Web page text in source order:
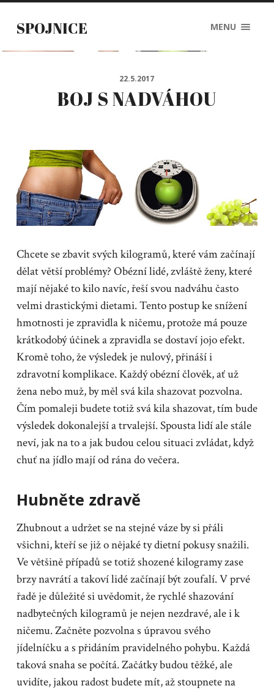
SPOJNICE MENU
22.5.2017
BOJ S NADVÁHOU
Chcete se zbavit svých kilogramů, které vám začínají
dělat větší problémy? Obézní lidé, zvláště ženy, které
mají nějaké to kilo navíc, řeší svou nadváhu často
velmi drastickými dietami. Tento postup ke snížení
hmotnosti je zpravidla k ničemu, protože má pouze
krátkodobý účinek a zpravidla se dostaví jojo efekt.
Kromě toho, že výsledek je nulový, přináší i
zdravotní komplikace. Každý obézní člověk, ať už
žena nebo muž, by měl svá kila shazovat pozvolna.
Čím pomaleji budete totiž svá kila shazovat, tím bude
výsledek dokonalejší a trvalejší. Spousta lidí ale stále
neví, jak na to a jak budou celou situaci zvládat, když
chuť na jídlo mají od rána do večera.
Hubněte zdravě
Zhubnout a udržet se na stejné váze by si přáli
všichni, kteří se již o nějaké ty dietní pokusy snažili.
Ve většině případů se totiž shozené kilogramy zase
brzy navrátí a takoví lidé začínají být zoufalí. V prvé
řadě je důležité si uvědomit, že rychlé shazování
nadbytečných kilogramů je nejen nezdravé, ale i k
ničemu. Začněte pozvolna s úpravou svého
jídelníčku a s přidáním pravidelného pohybu. Každá
taková snaha se počítá. Začátky budou těžké, ale
uvidíte, jakou radost budete mít, až stoupnete na